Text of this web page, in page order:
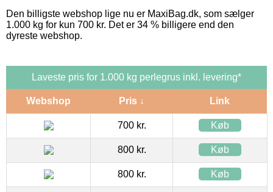
Den billigste webshop lige nu er MaxiBag.dk, som sælger
1.000 kg for kun 700 kr. Det er 34 % billigere end den
dyreste webshop.
Laveste pris for 1.000 kg perlegrus inkl. levering*
Webshop Pris ↓ Link
700 kr. Køb
800 kr. Køb
800 kr. Køb